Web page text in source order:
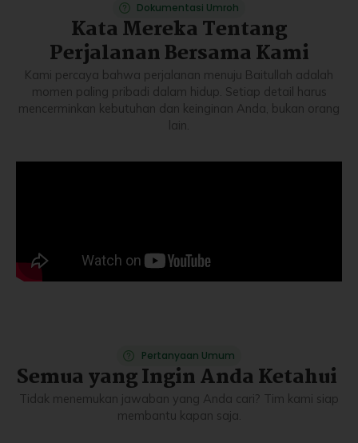
Dokumentasi Umroh
Kata Mereka Tentang
Perjalanan Bersama Kami
Kami percaya bahwa perjalanan menuju Baitullah adalah
momen paling pribadi dalam hidup. Setiap detail harus
mencerminkan kebutuhan dan keinginan Anda, bukan orang
lain.
Pertanyaan Umum
Semua yang Ingin Anda Ketahui
Tidak menemukan jawaban yang Anda cari? Tim kami siap
membantu kapan saja.